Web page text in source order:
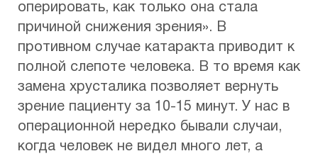
оперировать, как только она стала
причиной снижения зрения». В
противном случае катаракта приводит к
полной слепоте человека. В то время как
замена хрусталика позволяет вернуть
зрение пациенту за 10-15 минут. У нас в
операционной нередко бывали случаи,
когда человек не видел много лет, а